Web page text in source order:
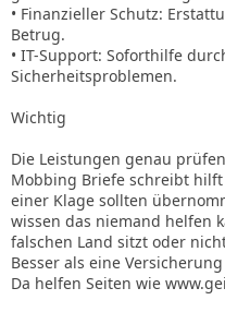
• Finanzieller Schutz:
Betrug.
• IT-Support: Soforthilfe
Sicherheitsproblemen.
Wichtig
Die Leistungen genau
Mobbing Briefe schreibt
einer Klage sollten
wissen das niemand helfen
falschen Land sitzt oder
Besser als eine
Da helfen Seiten wie